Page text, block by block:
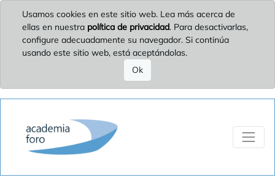
Usamos cookies en este sitio web. Lea más acerca de
ellas en nuestra política de privacidad. Para desactivarlas,
configure adecuadamente su navegador. Si continúa
usando este sitio web, está aceptándolas.
Ok